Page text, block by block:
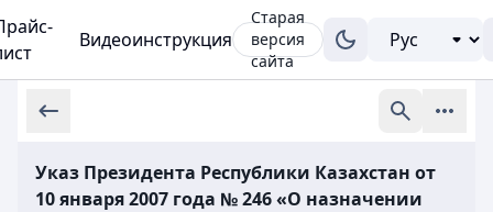
Видеоинструкция
Старая
версия
сайта
Указ Президента Республики Казахстан от
10 января 2007 года № 246 «О назначении